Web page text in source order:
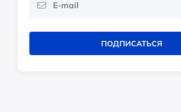
ПОДПИСАТЬСЯ